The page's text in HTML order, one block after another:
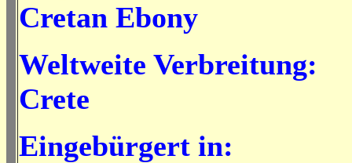
Cretan Ebony
Weltweite Verbreitung:
Crete
Eingebürgert in: